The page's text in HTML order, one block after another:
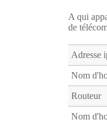
A qui
de
Adresse
Nom
Routeur
Nom